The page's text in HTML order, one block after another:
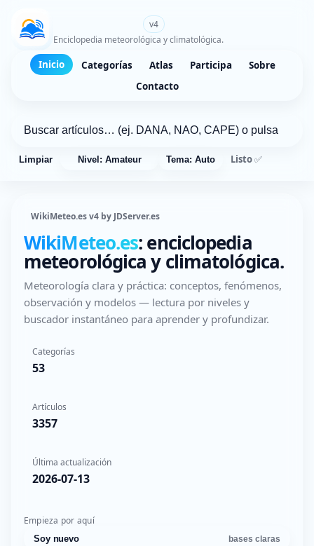
v4
Enciclopedia meteorológica y climatológica.
Inicio Categorías Atlas Participa
Sobre
Contacto
Limpiar Nivel: Amateur Tema: Auto Listo ✅
WikiMeteo.es v4 by JDServer.es
WikiMeteo.es: enciclopedia
meteorológica y climatológica.
Meteorología clara y práctica: conceptos, fenómenos,
observación y modelos — lectura por niveles y
buscador instantáneo para aprender y profundizar.
Categorías
53
Artículos
3357
Última actualización
2026-07-13
Empieza por aquí
Soy nuevo bases claras